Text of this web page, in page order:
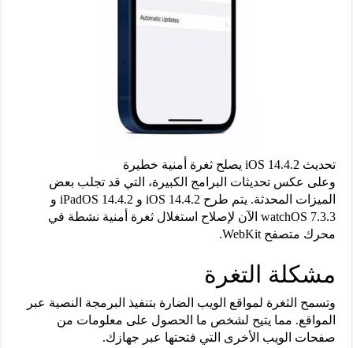
تحديث iOS 14.4.2 يصلح ثغرة أمنية خطيرة
وعلى عكس تحديثات البرامج الكبيرة، التي قد تجلب بعض
الميزات المحدثة. يتم طرح iOS 14.4.2 و iPadOS 14.4.2 و
watchOS 7.3.3 الآن لإصلاح استغلال ثغرة أمنية نشطة في
محرك متصفح WebKit.
مشكلة التغرة
وتسمح الثغرة لمواقع الويب الضارة بتنفيذ البرمجة النصية عبر
المواقع. مما يتيح لشخص ما الحصول على معلومات من
صفحات الويب الأخرى التي فتحتها عبر جهازك.